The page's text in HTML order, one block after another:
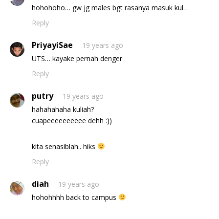
hohohoho… gw jg males bgt rasanya masuk kul…
Reply
PriyayiSae
19 years ago
UTS… kayake pernah denger
Reply
putry
19 years ago
hahahahaha kuliah?
cuapeeeeeeeeee dehh :))
kita senasiblah.. hiks
Reply
diah
19 years ago
hohohhhh back to campus